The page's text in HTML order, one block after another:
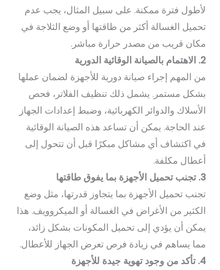
لأطول فترة ممكنة. على سبيل المثال، يجب عدم
تحميل الغسالة أكثر من طاقتها أو وضع الثلاجة في
مكان قريب من مصدر حرارة مباشر.
2. الاهتمام بالصيانة الوقائية الدورية
من المهم إجراء صيانة دورية للأجهزة لضمان عملها
بشكل مستمر. يشمل ذلك تنظيف الفلاتر، فحص
الأسلاك والدوائر الكهربائية، وضبط إعدادات الجهاز
عند الحاجة. يمكن أن تساعد هذه الصيانة الوقائية
في اكتشاف أي مشاكل مبكرًا قبل أن تتحول إلى
أعطال مكلفة.
3. تجنب تحميل الأجهزة بما يفوق طاقتها
تجنب تحميل الأجهزة بما يتجاوز قدرتها، مثل وضع
الكثير من الأغراض في الغسالة أو الميكروويف. هذا
يمكن أن يؤدي إلى تحميل المكونات بشكل زائد،
مما يساهم في زيادة فرص تعرض الجهاز للأعطال.
4. تأكد من وجود تهوية جيدة للأجهزة